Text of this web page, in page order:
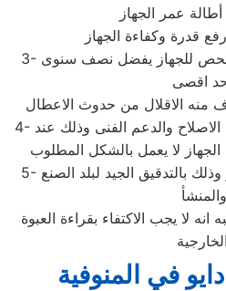
عمر الجهاز
3- تحديد موعد مناسب لعمل فحص للجهاز يفضل نصف سنوى
اقصى
4- الاختيار الصحيح لمقدم خدمة الاصلاح والدعم الفنى وذلك عند
5- التأكد من أصلية قطع الغيار وذلك بالتدقيق الجيد لبلد الصنع
والمنشأ
انه لا يجب الاكتفاء بقراءة العبوة
في المنوفية